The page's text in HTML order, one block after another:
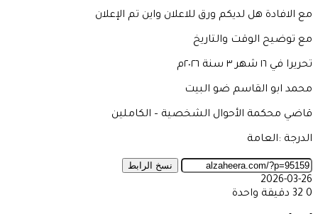
مع الافادة هل لديكم ورق للاعلان واين تم الإعلان
مع توضيح الوقت والتاريخ
تحريرا في ١٦ شهر ٣ سنة ٢٠٢٦م
محمد ابو القاسم ضو البيت
قاضي محكمة الأحوال الشخصية – الكاملين
الدرجة :العامة
نسخ الرابط
2026-03-26
0
دقيقة واحدة